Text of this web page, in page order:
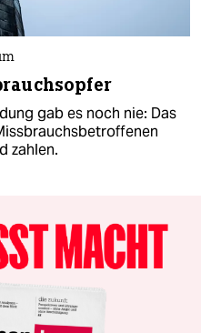
gab es noch nie: Das
zahlen.